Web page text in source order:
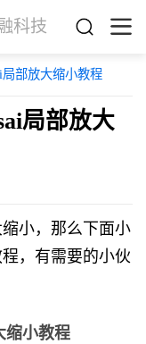
科技
局部放大缩小教程
局部放大
小，那么下面小
，有需要的小伙
缩小教程